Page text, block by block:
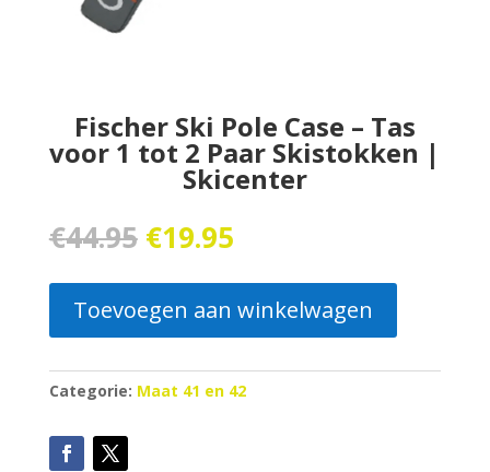
Fischer Ski Pole Case – Tas
voor 1 tot 2 Paar Skistokken |
Skicenter
€44.95 Oorspronkelijke
prijs
was:
€44.95.
€19.95Huidige
is:
€19.95.
Toevoegen aan winkelwagen
Categorie: Maat 41 en 42